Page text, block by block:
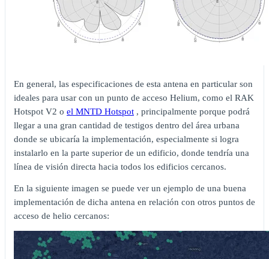
En general, las especificaciones de esta antena en particular son
ideales para usar con un punto de acceso Helium, como el RAK
Hotspot V2 o el MNTD Hotspot , principalmente porque podrá
llegar a una gran cantidad de testigos dentro del área urbana
donde se ubicaría la implementación, especialmente si logra
instalarlo en la parte superior de un edificio, donde tendría una
línea de visión directa hacia todos los edificios cercanos.
En la siguiente imagen se puede ver un ejemplo de una buena
implementación de dicha antena en relación con otros puntos de
acceso de helio cercanos: